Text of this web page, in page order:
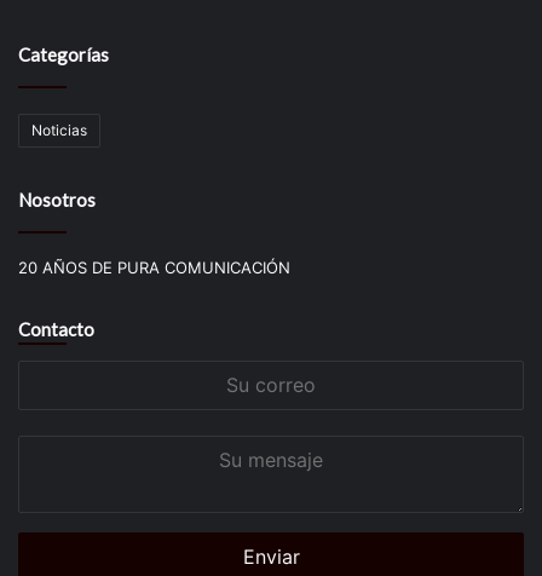
Categorías
Noticias
Nosotros
20 AÑOS DE PURA COMUNICACIÓN
Contacto